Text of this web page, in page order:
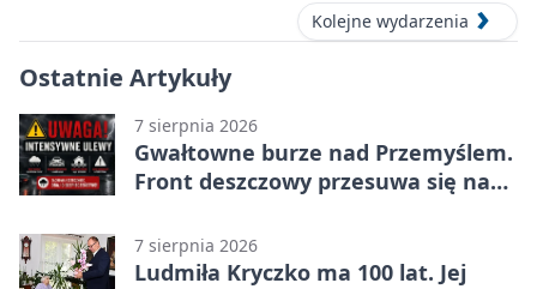
Kolejne wydarzenia
Ostatnie Artykuły
7 sierpnia 2026
Gwałtowne burze nad Przemyślem.
Front deszczowy przesuwa się na
7 sierpnia 2026
Ludmiła Kryczko ma 100 lat. Jej